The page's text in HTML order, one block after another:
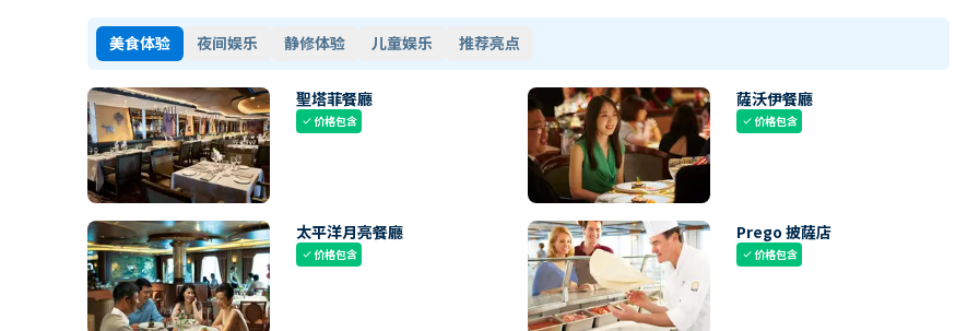
美食体验 夜间娱乐 静修体验 儿童娱乐 推荐亮点
聖塔菲餐廳
check价格包含
薩沃伊餐廳
check价格包含
太平洋月亮餐廳
check价格包含
Prego 披薩店
check价格包含